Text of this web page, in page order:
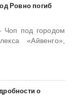
Ровно погиб
Чоп под городом
«Айвенго»,
о